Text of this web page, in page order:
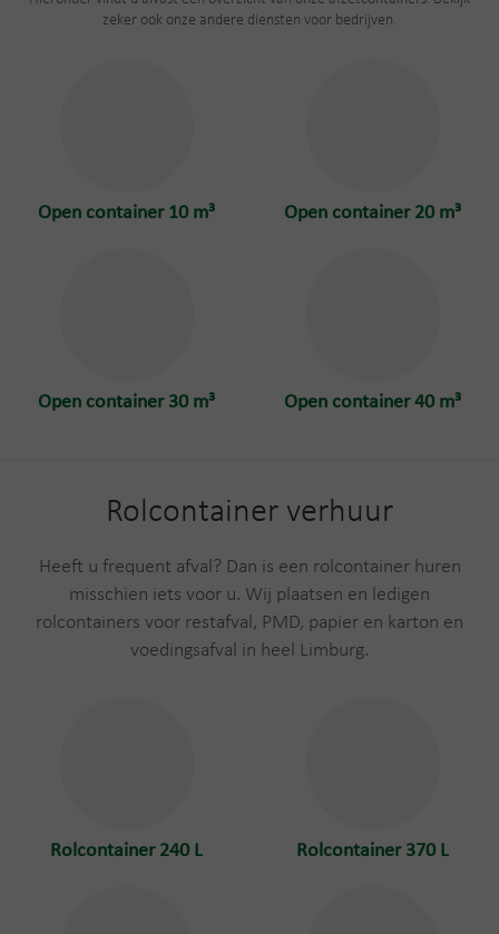
zeker ook onze andere diensten voor bedrijven.
Open container 10 m³ Open container 20 m³
Open container 30 m³ Open container 40 m³
Rolcontainer verhuur
Heeft u frequent afval? Dan is een rolcontainer huren
misschien iets voor u. Wij plaatsen en ledigen
rolcontainers voor restafval, PMD, papier en karton en
voedingsafval in heel Limburg.
Rolcontainer 240 L Rolcontainer 370 L